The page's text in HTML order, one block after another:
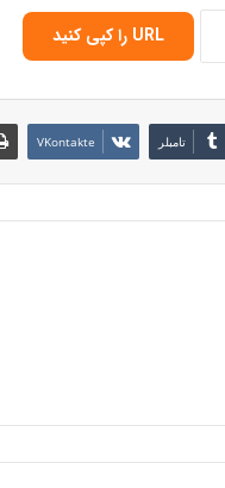
URL را کپی کنید
‫تامبلر ‫VKontakte